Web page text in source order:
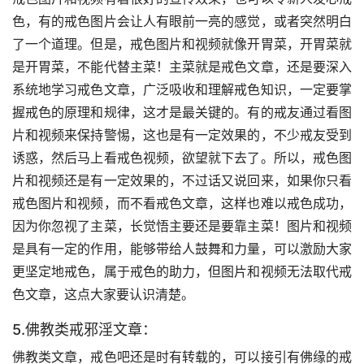
色，有的戒色图片会让人有眼前一亮的感觉，或者突然明白
了一个道理。但是，戒色图片和视频就像开胃菜，开胃菜就
是开胃菜，不能代替主菜！主菜就是戒色文章，还是要深入
系统地学习戒色文章，广泛吸收和理解戒色知识，一定要掌
握戒色的原理和规律，这才是最关键的。有的戒友通过看图
片和视频来保持警惕，这也是有一定效果的，不少戒友受到
诱惑，然后马上看戒色视频，欲望就下去了。所以，戒色图
片和视频还是有一定效果的，不过话又说回来，如果你只看
戒色图片和视频，而不看戒色文章，这样也难以戒色成功，
因为你忽视了主菜，长觉悟主要还是要靠主菜！图片和视频
是具有一定的作用，能够带给人鼓舞和力量，可以激励大家
更坚定地戒色，属于戒色的助力，但图片和视频无法取代戒
色文章，这点大家要认识清楚。
5.佛教类戒邪淫文章：
佛教类文章，戒色吧还是时有转载的，可以接引有佛缘的戒